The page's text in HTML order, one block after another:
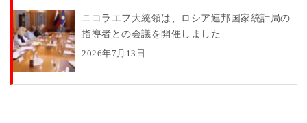
ニコラエフ大統領は、ロシア連邦国家統計局の
指導者との会議を開催しました
2026年7月13日